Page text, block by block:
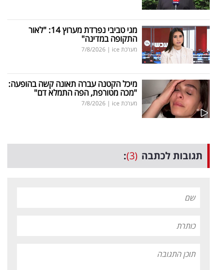
מגי טביבי נפרדת מערוץ 14: "לאור
התקופה במדינה"
מערכת ice |
7/8/2026
מיכל הקטנה עברה תאונה קשה בהופעה:
"מכה מטורפת, הפה התמלא דם"
מערכת ice |
7/8/2026
תגובות לכתבה (3)
: